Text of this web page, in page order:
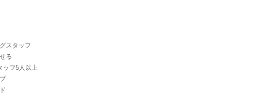
スタッフ
る
フ5人以上